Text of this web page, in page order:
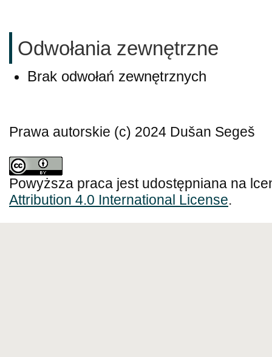
Odwołania zewnętrzne
Brak odwołań zewnętrznych
Prawa autorskie (c) 2024 Dušan Segeš
Powyższa praca jest udostępniana na
Attribution 4.0 International License.